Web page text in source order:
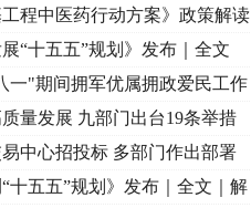
工程中医药行动方案》政策解读
展“十五五”规划》发布｜全文
一"期间拥军优属拥政爱民工作
量发展 九部门出台19条举措
中心招投标 多部门作出部署
“十五五”规划》发布｜全文｜解